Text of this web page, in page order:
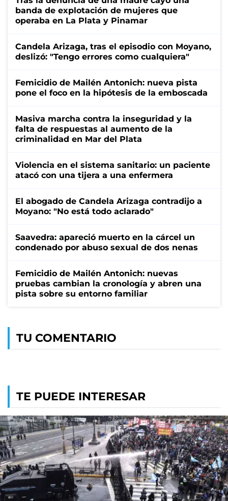
banda de explotación de mujeres que
operaba en La Plata y Pinamar
Candela Arizaga, tras el episodio con Moyano,
deslizó: "Tengo errores como cualquiera"
Femicidio de Mailén Antonich: nueva pista
pone el foco en la hipótesis de la emboscada
Masiva marcha contra la inseguridad y la
falta de respuestas al aumento de la
criminalidad en Mar del Plata
Violencia en el sistema sanitario: un paciente
atacó con una tijera a una enfermera
El abogado de Candela Arizaga contradijo a
Moyano: "No está todo aclarado"
Saavedra: apareció muerto en la cárcel un
condenado por abuso sexual de dos nenas
Femicidio de Mailén Antonich: nuevas
pruebas cambian la cronología y abren una
pista sobre su entorno familiar
TU COMENTARIO
TE PUEDE INTERESAR